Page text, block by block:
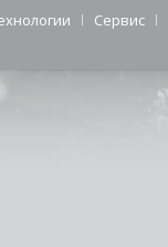
Сервис